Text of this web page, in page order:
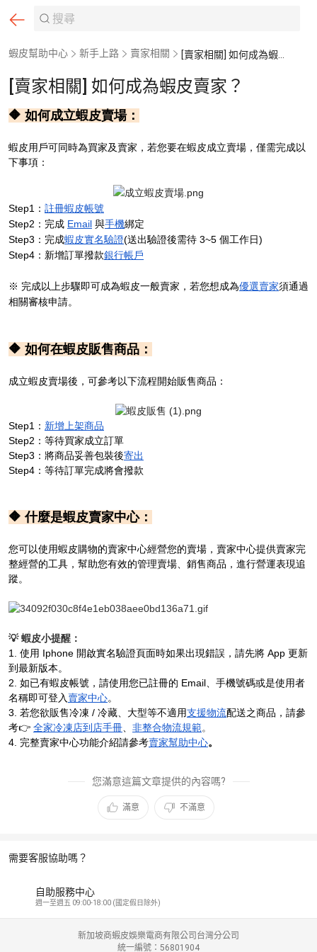
蝦皮幫助中心 新手上路 賣家相關 [賣家相關] 如何成為蝦皮賣家？
[賣家相關] 如何成為蝦皮賣家？
🔶 如何成立蝦皮賣場：
蝦皮用戶可同時為買家及賣家，若您要在蝦皮成立賣場，僅需完成以
下事項：
Step1： 註冊蝦皮帳號
Step2：完成 Email 與手機綁定
Step3：完成蝦皮實名驗證(送出驗證後需待 3~5 個工作日)
Step4： 新增訂單撥款銀行帳戶
※ 完成以上步驟即可成為蝦皮一般賣家，若您想成為優選賣家須通過
相關審核申請。
🔶 如何在蝦皮販售商品：
成立蝦皮賣場後，可參考以下流程開始販售商品：
Step1： 新增上架商品
Step2：等待買家成立訂單
Step3：將商品妥善包裝後寄出
Step4：等待訂單完成將會撥款
🔶 什麼是蝦皮賣家中心：
您可以使用蝦皮購物的賣家中心經營您的賣場，賣家中心提供賣家完
整經營的工具，幫助您有效的管理賣場、銷售商品，進行營運表現追
蹤。
💡 蝦皮小提醒：
1. 使用 Iphone 開啟實名驗證頁面時如果出現錯誤，請先將 App 更新
到最新版本。
2. 如已有蝦皮帳號，請使用您已註冊的 Email、手機號碼或是使用者
名稱即可登入賣家中心。
3. 若您欲販售冷凍 / 冷藏、大型等不適用支援物流配送之商品，請參
考👉 全家冷凍店到店手冊、 非整合物流規範。
4. 完整賣家中心功能介紹請參考賣家幫助中心。
您滿意這篇文章提供的內容嗎?
滿意 不滿意
需要客服協助嗎？
自助服務中心
週一至週五 09:00-18:00 (國定假日除外)
新加坡商蝦皮娛樂電商有限公司台灣分公司
統一編號：56801904